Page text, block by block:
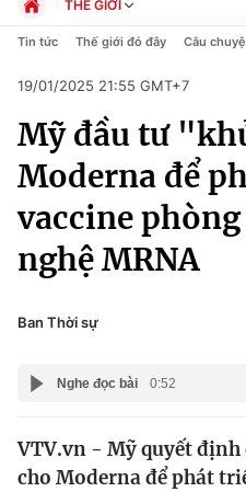
Chuyên mục
Chính trị
Xã hội
Tin tức
Kinh tế
THẾ GIỚI
Chính trị
Pháp luật
Kinh tế
Thể thao
Truyền hình
Văn hóa - Giải trí
Đời sống
Giáo dục
Tin tức Thế giới đó đây Câu
19/01/2025 21:55 GMT+7
Mỹ đầu tư
Moderna để
vaccine
nghệ MRNA
Ban Thời sự
Nghe đọc bài 0:52
VTV.vn - Mỹ quyết định
cho Moderna để phát